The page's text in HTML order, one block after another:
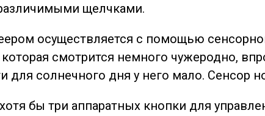
щелчками.
осуществляется с помощью
смотрится немного чужеродно,
для солнечного дня у него мало. Сенсор
бы три аппаратных кнопки для